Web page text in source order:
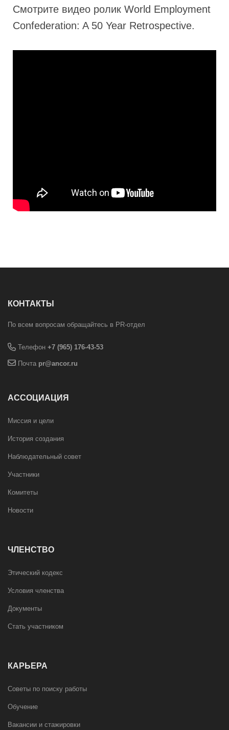
Смотрите видео ролик World Employment
Confederation: A 50 Year Retrospective.
КОНТАКТЫ
По всем вопросам обращайтесь в PR-отдел
Телефон +7 (965) 176-43-53
Почта pr@ancor.ru
АССОЦИАЦИЯ
Миссия и цели
История создания
Наблюдательный совет
Участники
Комитеты
Новости
ЧЛЕНСТВО
Этический кодекс
Условия членства
Документы
Стать участником
КАРЬЕРА
Советы по поиску работы
Обучение
Вакансии и стажировки